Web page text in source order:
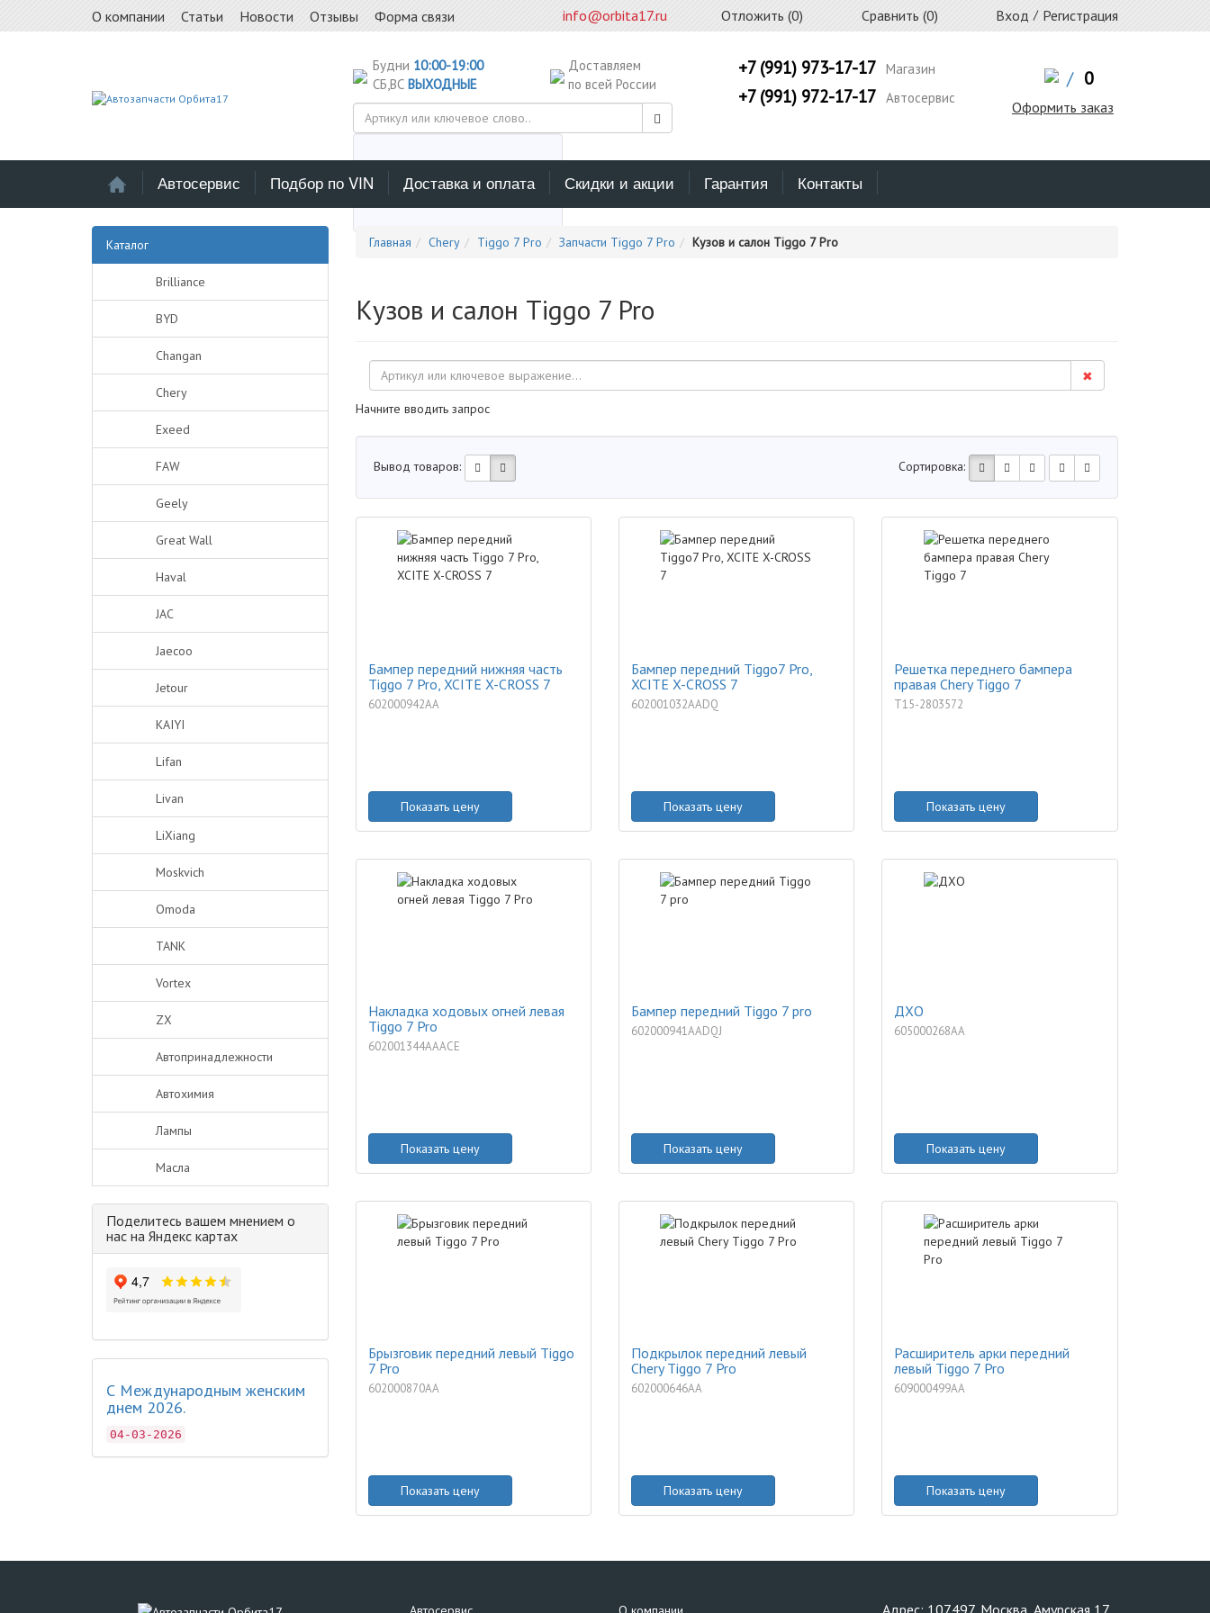
О компании Статьи Новости Отзывы Форма связи info@orbita17.ru Отложить (0) Сравнить (0) Вход / Регистрация
Будни 10:00-19:00
СБ,ВС ВЫХОДНЫЕ
Доставляем
по всей России
Выберите каталог поиска
+7 (991) 973-17-17 Магазин
+7 (991) 972-17-17 Автосервис
/ 0
Оформить заказ
Автосервис Подбор по VIN Доставка и оплата Скидки и акции Гарантия Контакты
Каталог
Brilliance
BYD
Changan
Chery
Exeed
FAW
Geely
Great Wall
Haval
JAC
Jaecoo
Jetour
KAIYI
Lifan
Livan
LiXiang
Moskvich
Omoda
TANK
Vortex
ZX
Автопринадлежности
Автохимия
Лампы
Масла
Поделитесь вашем мнением о
нас на Яндекс картах
С Международным женским
днем 2026.
04-03-2026
Главная Chery Tiggo 7 Pro Запчасти Tiggo 7 Pro Кузов и салон Tiggo 7 Pro
Кузов и салон Tiggo 7 Pro
Начните вводить запрос
Вывод товаров: Сортировка:
Бампер передний нижняя часть
Tiggo 7 Pro, XCITE X-CROSS 7
602000942AA
Показать цену
Бампер передний Tiggo7 Pro,
XCITE X-CROSS 7
602001032AADQ
Показать цену
Решетка переднего бампера
правая Chery Tiggo 7
T15-2803572
Показать цену
Накладка ходовых огней левая
Tiggo 7 Pro
602001344AAACE
Показать цену
Бампер передний Tiggo 7 pro
602000941AADQJ
Показать цену
ДХО
605000268AA
Показать цену
Брызговик передний левый Tiggo
7 Pro
602000870AA
Показать цену
Подкрылок передний левый
Chery Tiggo 7 Pro
602000646AA
Показать цену
Расширитель арки передний
левый Tiggo 7 Pro
609000499AA
Показать цену
Адрес: 107497, Москва, Амурская 17